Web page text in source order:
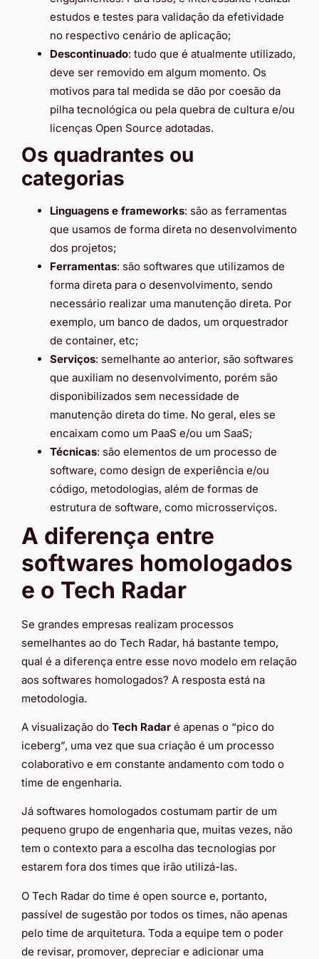
estudos e testes para validação da efetividade
no respectivo cenário de aplicação;
Descontinuado: tudo que é atualmente utilizado,
deve ser removido em algum momento. Os
motivos para tal medida se dão por coesão da
pilha tecnológica ou pela quebra de cultura e/ou
licenças Open Source adotadas.
Os quadrantes ou
categorias
Linguagens e frameworks: são as ferramentas
que usamos de forma direta no desenvolvimento
dos projetos;
Ferramentas: são softwares que utilizamos de
forma direta para o desenvolvimento, sendo
necessário realizar uma manutenção direta. Por
exemplo, um banco de dados, um orquestrador
de container, etc;
Serviços: semelhante ao anterior, são softwares
que auxiliam no desenvolvimento, porém são
disponibilizados sem necessidade de
manutenção direta do time. No geral, eles se
encaixam como um PaaS e/ou um SaaS;
Técnicas: são elementos de um processo de
software, como design de experiência e/ou
código, metodologias, além de formas de
estrutura de software, como microsserviços.
A diferença entre
softwares homologados
e o Tech Radar
Se grandes empresas realizam processos
semelhantes ao do Tech Radar, há bastante tempo,
qual é a diferença entre esse novo modelo em relação
aos softwares homologados? A resposta está na
metodologia.
A visualização do Tech Radar é apenas o “pico do
iceberg”, uma vez que sua criação é um processo
colaborativo e em constante andamento com todo o
time de engenharia.
Já softwares homologados costumam partir de um
pequeno grupo de engenharia que, muitas vezes, não
tem o contexto para a escolha das tecnologias por
estarem fora dos times que irão utilizá-las.
O Tech Radar do time é open source e, portanto,
passível de sugestão por todos os times, não apenas
pelo time de arquitetura. Toda a equipe tem o poder
de revisar, promover, depreciar e adicionar uma